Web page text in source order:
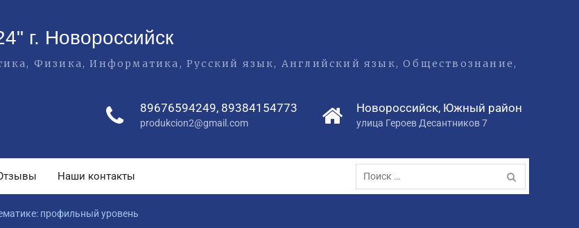
г. Новороссийск
Физика, Информатика, Русский язык, Английский язык, Обществознание,
89676594249, 89384154773
produkcion2@gmail.com
Новороссийск, Южный район
улица Героев Десантников 7
Наши контакты
Поиск
по:
профильный уровень